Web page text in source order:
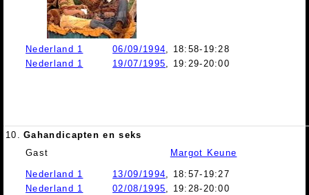
Nederland 1 06/09/1994, 18:58-19:28
Nederland 1
19/07/1995, 19:29-20:00
10. Gahandicapten en seks
Gast
Margot Keune
Nederland 1 13/09/1994, 18:57-19:27
Nederland 1
02/08/1995, 19:28-20:00